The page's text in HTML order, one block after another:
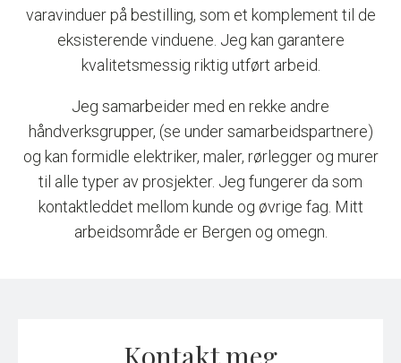
varavinduer på bestilling, som et komplement til de
eksisterende vinduene. Jeg kan garantere
kvalitetsmessig riktig utført arbeid.
Jeg samarbeider med en rekke andre
håndverksgrupper, (se under samarbeidspartnere)
og kan formidle elektriker, maler, rørlegger og murer
til alle typer av prosjekter. Jeg fungerer da som
kontaktleddet mellom kunde og øvrige fag. Mitt
arbeidsområde er Bergen og omegn.
Kontakt meg